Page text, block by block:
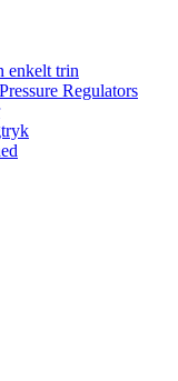
enkelt trin
Regulators